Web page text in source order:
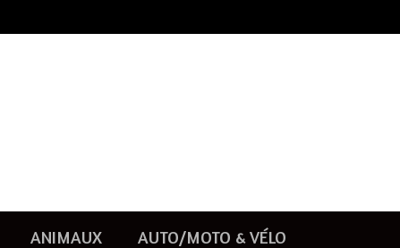
ANIMAUX AUTO/MOTO & VÉLO